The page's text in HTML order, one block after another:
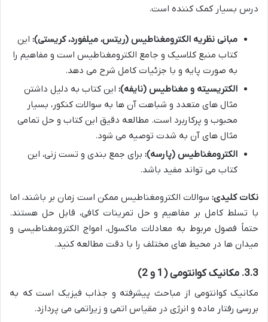
درس بسیار کمک کننده است.
مبانی نظریه الکترومغناطیس (ریتس، میلفورد، کریستی): این
کتاب منبع کلاسیک و جامع الکترومغناطیس است و مفاهیم را
به صورت پایه و با جزئیات کامل شرح می دهد.
الکتریسیته و مغناطیس (نایفه): این کتاب به دلیل داشتن
مثال های متعدد و شباهت آن ها به سوالات کنکور، بسیار
محبوب و پرکاربرد است. مطالعه دقیق این کتاب و حل تمامی
مثال های آن به شدت توصیه می شود.
الکترومغناطیس (پارسه): برای جمع بندی و تست زنی، این
کتاب می تواند مفید باشد.
نکات کلیدی: سوالات الکترومغناطیس ممکن است زمان بر باشند، اما
با تسلط کامل بر مفاهیم و حل تمرینات کافی، قابل حل هستند.
حتماً فصول مربوط به معادلات ماکسول، امواج الکترومغناطیسی و
میدان ها در محیط های مختلف را با دقت مطالعه کنید.
3.3. مکانیک کوانتومی (1 و 2)
مکانیک کوانتومی از مباحث پیشرفته و جذاب فیزیک است که به
بررسی رفتار ماده و انرژی در مقیاس اتمی و زیراتمی می پردازد.